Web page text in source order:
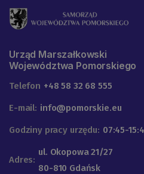
Urząd Marszałkowski
Województwa Pomorskiego
Telefon +48 58 32 68 555
E-mail: info@pomorskie.eu
Godziny pracy urzędu: 07:45-
Adres:
ul. Okopowa 21/27
80-810 Gdańsk